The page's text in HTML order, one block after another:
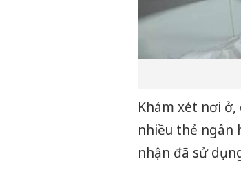
Khám xét nơi
nhiều thẻ ngân
nhận đã sử